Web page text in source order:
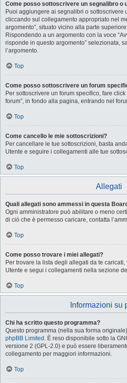
Come posso sottoscrivere un segnalibro o
Puoi aggiungere ai segnalibri o sottoscrivere
cliccando sul collegamento appropriato nel
argomento”, situato vicino alla parte
Rispondendo a un argomento con la voce
risponde in questo argomento” selezionata,
l’argomento.
Top
Come posso sottoscrivere un forum
Per sottoscrivere un forum specifico, fare
forum”, in fondo alla pagina, entrando nel
Top
Come cancello le mie sottoscrizioni?
Per cancellare le tue sottoscrizioni, basta
Utente e seguire i collegamenti alle tue
Top
Allegati
Quali allegati sono ammessi in questa
Ogni amministratore può abilitare o meno
di ciò che è permesso caricare, contatta
Top
Come posso trovare i miei allegati?
Per trovare la lista degli allegati da te
Utente e segui i collegamenti nella sezione
Top
Informazioni su
Chi ha scritto questo programma?
Questo programma (nella sua forma
phpBB Limited . È reso disponibile sotto la
versione 2 (GPL-2.0) e può essere
collegamento per maggiori informazioni.
Top